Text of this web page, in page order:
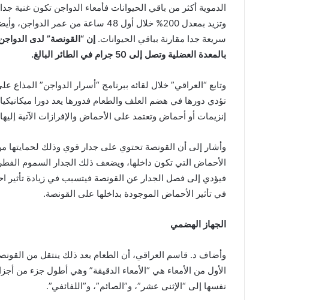
الدموية أكثر من باقي الحيوانات فأمعاء الدواجن تكون غنية
وتزيد بمعدل 200% خلال أول 48 ساعة
سريعة جدا مقارنة بباقي الحيوانات. إن “القونصة” لدى
بالمعدة العضلية وتصل إلى 50 جرام في الطائر البالغ.
وتابع “العراقي” خلال لقائه ببرنامج “أسرار الدواجن”
تؤدي دورها في هضم العلف والطعام فدورها يعد دورا
إنزيمات أو أحماض وتعتمد على الأحماض والإفرازات الآتية
وأشار إلى أن القونصة تحتوي على جدار قوي وذلك لحمايتها
الأحماض التي تكون داخلها، ويضعف ذلك الجدار السموم
فيؤدي إلى فصل الجدار عن القونصة فيتسبب في زيادة تأثير
في تأثير الأحماض الموجودة بداخلها على القونصة.
الجهاز الهضمي
وأضاف د. قاسم العراقي، أن الطعام بعد ذلك ينتقل من
الأول من الأمعاء هي “الأمعاء الدقيقة” وهي أطول جزء من
نفسها إلى “الإثنى عشر”، و”الصائم”، و”اللفائفي”.